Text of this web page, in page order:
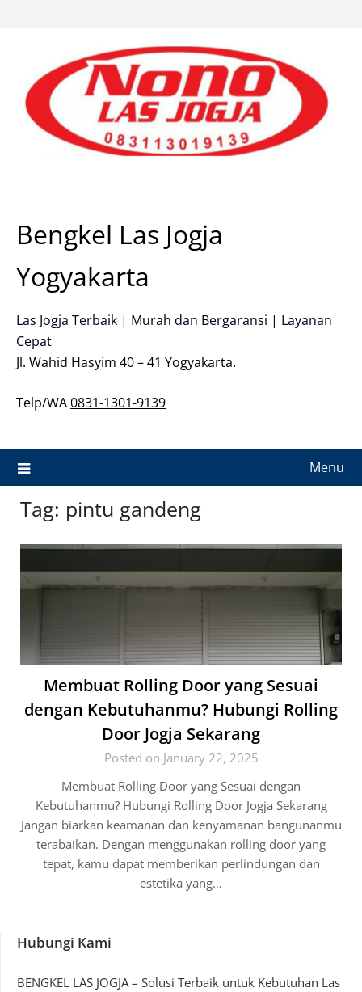
Bengkel Las Jogja
Yogyakarta
Las Jogja Terbaik | Murah dan Bergaransi | Layanan
Cepat
Jl. Wahid Hasyim 40 – 41 Yogyakarta.
Telp/WA0831-1301-9139
Menu
Tag: pintu gandeng
Membuat Rolling Door yang Sesuai
dengan Kebutuhanmu? Hubungi Rolling
Door Jogja Sekarang
Posted on January 22, 2025
Membuat Rolling Door yang Sesuai dengan
Kebutuhanmu? Hubungi Rolling Door Jogja Sekarang
Jangan biarkan keamanan dan kenyamanan bangunanmu
terabaikan. Dengan menggunakan rolling door yang
tepat, kamu dapat memberikan perlindungan dan
estetika yang…
Hubungi Kami
BENGKEL LAS JOGJA – Solusi Terbaik untuk Kebutuhan Las